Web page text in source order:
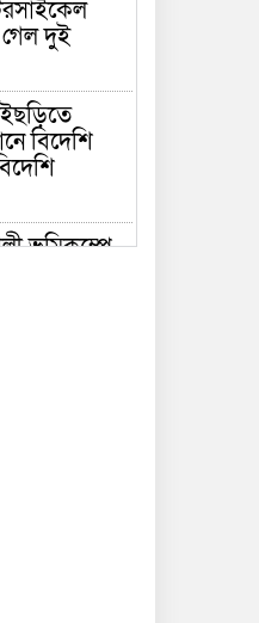
গেল দুই
বিদেশি
ভূমিকম্পে
সভাপতি
মারমা
চিঠি